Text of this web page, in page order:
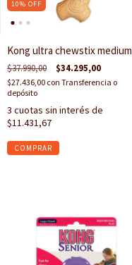
10% OFF
Kong ultra chewstix medium
$37.990,00 $34.295,00
$27.436,00 con Transferencia o
depósito
3 cuotas sin interés de
$11.431,67